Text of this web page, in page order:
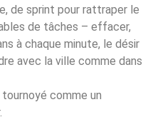
de sprint pour rattraper le
de tâches – effacer,
à chaque minute, le désir
avec la ville comme dans
comme un